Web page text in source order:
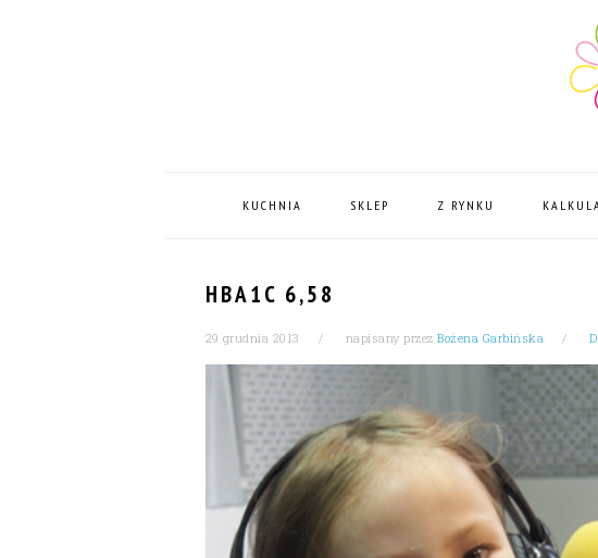
KUCHNIA SKLEP Z RYNKU
HBA1C 6,58
29 grudnia 2013 napisany przez Bożena Garbińska